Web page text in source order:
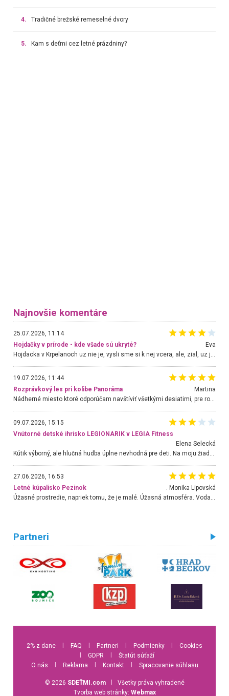
4. Tradičné brežské remeselné dvory
5. Kam s deťmi cez letné prázdniny?
Najnovšie komentáre
25.07.2026, 11:14
Hojdačky v prírode - kde všade sú ukryté?
Eva
Hojdacka v Krpelanoch uz nie je, vysli sme si k nej vcera, ale, zial, uz je znicena. Ak sem planujete cestu len kvoli hojdacke, mozete si ju usetrit. Krasny vyhlad je tu vsak aj bez hojdacky :-)
19.07.2026, 11:44
Rozprávkový les pri kolibe Panoráma
Martina
Nádherné miesto ktoré odporúčam navštíviť všetkými desiatimi, pre rodiny s deťmi, dôchodcom... Proste a jednoducho ozaj rozprávkový les.. určite ešte prídeme. Odniesli sme si na pamiatku krásne tričká,
09.07.2026, 15:15
Vnútorné detské ihrisko LEGIONARIK v LEGIA Fitness
Elena Selecká
27.06.2026, 16:53
Letné kúpalisko Pezinok
. Monika Lipovská
Úžasné prostredie, napriek tomu, že je malé. Úžasná atmosféra. Voda fantastická a nádherná. Ľudí je pomerne veľa, ale su mili a ohľaduplní. Je veľmi zaujímavé sledovať, ako dokážu spolu športovať cudzí ľudia a bez ohľadu na vek. Vládne tu pohoda. Vnuka neviem dostať z vody. Ďakujem za krásny deň . Urcite sa sem vrátim. Jediný problém je s parkovaním, ale aj ten sa mi podarilo vyriešiť. Monika Bratislava
Partneri
2% z dane FAQ Partneri Podmienky
Cookies
GDPR
Štatút súťaží
O nás
Reklama Kontakt Spracovanie súhlasu
© 2026 SDEŤMI.com
Všetky práva vyhradené
Tvorba web stránky: Webmax